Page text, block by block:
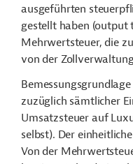
ausgeführten
gestellt haben (output
Mehrwertsteuer, die
von der
zuzüglich sämtlicher
Umsatzsteuer auf
selbst). Der
Von der